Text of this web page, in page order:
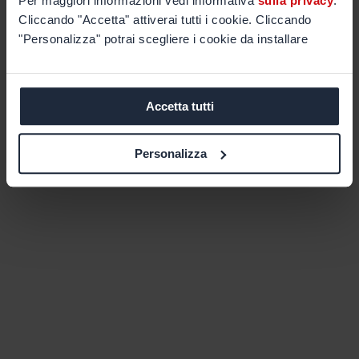
Cliccando "Accetta" attiverai tutti i cookie. Cliccando
"Personalizza" potrai scegliere i cookie da installare
Accetta tutti
Personalizza